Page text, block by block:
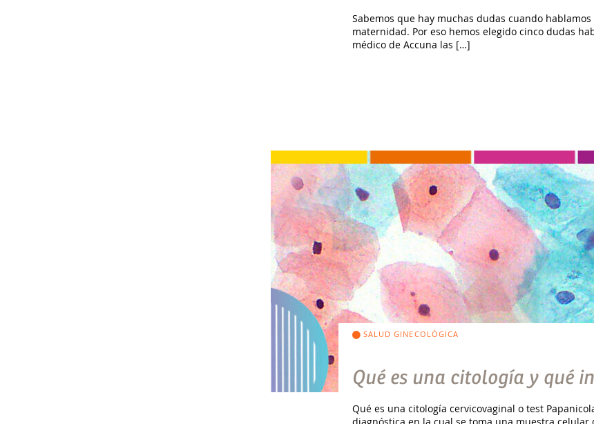
Sabemos que hay muchas dudas cuando
maternidad. Por eso hemos elegido cinco dudas
médico de Accuna las […]
SALUD GINECOLÓGICA
Qué es una citología y qué
Qué es una citología cervicovaginal o test